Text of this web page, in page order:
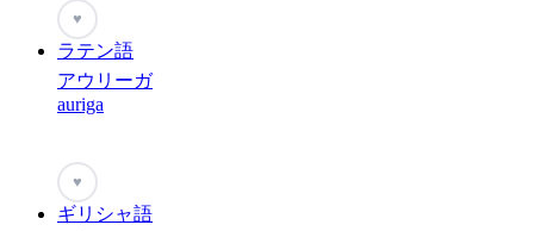
♥
ラテン語
アウリーガ
auriga
♥
ギリシャ語